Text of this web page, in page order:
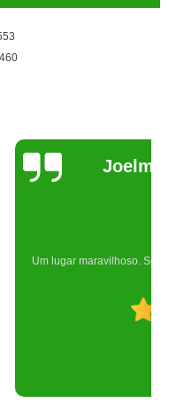
pelo que fizeram por nós!